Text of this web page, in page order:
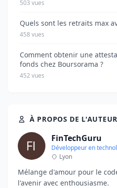
503 vues
Quels sont les retraits max
458 vues
Comment obtenir une
fonds chez Boursorama ?
452 vues
À PROPOS DE L'AUTEUR
FinTechGuru
Développeur en
Lyon
Mélange d'amour pour le
l'avenir avec enthousiasme.